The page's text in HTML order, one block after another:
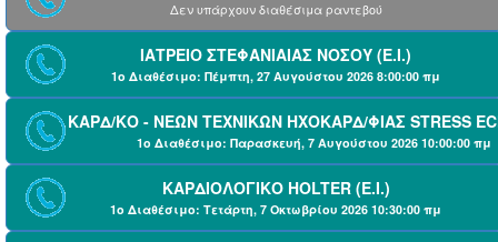
Δεν υπάρχουν διαθέσιμα ραντεβού
ΙΑΤΡΕΙΟ ΣΤΕΦΑΝΙΑΙΑΣ ΝΟΣΟΥ (Ε.Ι.)
1ο Διαθέσιμο: Πέμπτη, 27 Αυγούστου 2026 8:00:00 πμ
ΚΑΡΔ/ΚΟ - ΝΕΩΝ ΤΕΧΝΙΚΩΝ ΗΧΟΚΑΡΔ/ΦΙΑΣ STRESS
1ο Διαθέσιμο: Παρασκευή, 7 Αυγούστου 2026 10:00:00 πμ
ΚΑΡΔΙΟΛΟΓΙΚΟ HOLTER (Ε.Ι.)
1ο Διαθέσιμο: Τετάρτη, 7 Οκτωβρίου 2026 10:30:00 πμ